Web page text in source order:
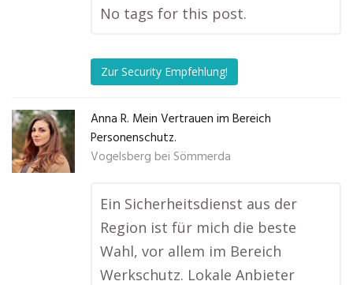
No tags for this post.
Zur Security Empfehlung!
Anna R. Mein Vertrauen im Bereich
Personenschutz.
Vogelsberg bei Sömmerda
Ein Sicherheitsdienst aus der
Region ist für mich die beste
Wahl, vor allem im Bereich
Werkschutz. Lokale Anbieter